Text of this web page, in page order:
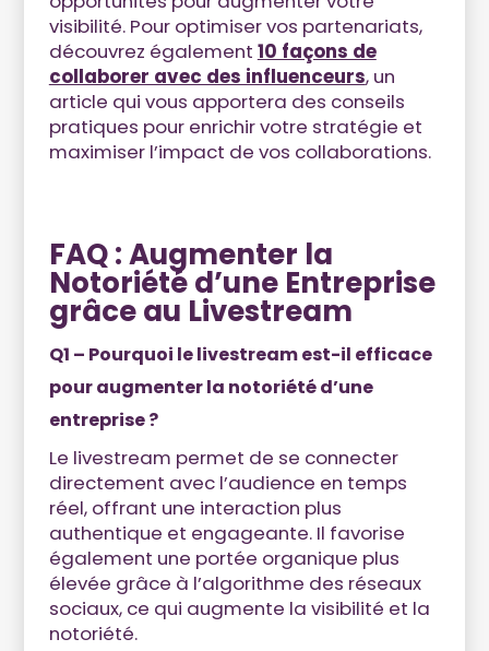
visibilité. Pour optimiser vos partenariats,
découvrez également 10 façons de
collaborer avec des influenceurs, un
article qui vous apportera des conseils
pratiques pour enrichir votre stratégie et
maximiser l’impact de vos collaborations.
FAQ : Augmenter la
Notoriété d’une Entreprise
grâce au Livestream
Q1 – Pourquoi le livestream est-il efficace
pour augmenter la notoriété d’une
entreprise ?
Le livestream permet de se connecter
directement avec l’audience en temps
réel, offrant une interaction plus
authentique et engageante. Il favorise
également une portée organique plus
élevée grâce à l’algorithme des réseaux
sociaux, ce qui augmente la visibilité et la
notoriété.